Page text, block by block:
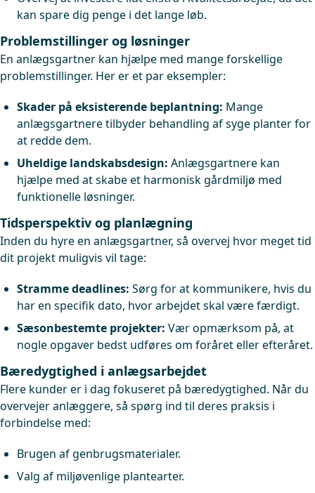
kan spare dig penge i det lange løb.
Problemstillinger og løsninger
En anlægsgartner kan hjælpe med mange forskellige
problemstillinger. Her er et par eksempler:
Skader på eksisterende beplantning: Mange
anlægsgartnere tilbyder behandling af syge planter for
at redde dem.
Uheldige landskabsdesign: Anlægsgartnere kan
hjælpe med at skabe et harmonisk gårdmiljø med
funktionelle løsninger.
Tidsperspektiv og planlægning
Inden du hyre en anlægsgartner, så overvej hvor meget tid
dit projekt muligvis vil tage:
Stramme deadlines: Sørg for at kommunikere, hvis du
har en specifik dato, hvor arbejdet skal være færdigt.
Sæsonbestemte projekter: Vær opmærksom på, at
nogle opgaver bedst udføres om foråret eller efteråret.
Bæredygtighed i anlægsarbejdet
Flere kunder er i dag fokuseret på bæredygtighed. Når du
overvejer anlæggere, så spørg ind til deres praksis i
forbindelse med:
Brugen af genbrugsmaterialer.
Valg af miljøvenlige plantearter.